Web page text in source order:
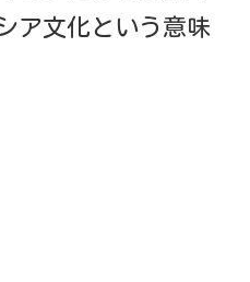
ア文化という意味